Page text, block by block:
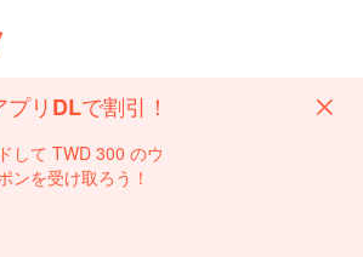
リDLで割引！
して TWD 300 のウ
ンを受け取ろう！